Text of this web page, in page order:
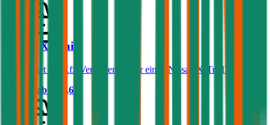
Nissan X-Trail
Was kostet die Kfz-Versicherung für einen Nissan X-Trail?
Prämie ab
€ 83,65